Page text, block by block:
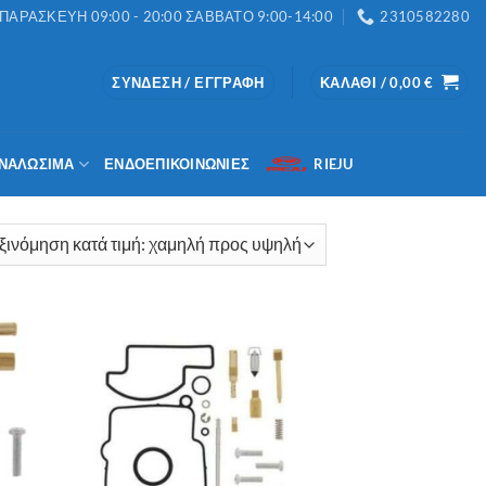
09:00 - 20:00 ΣΑΒΒΑΤΟ 9:00-14:00 2310582280
ΣΎΝΔΕΣΗ / ΕΓΓΡΑΦΉ ΚΑΛΆΘΙ /0,00€
ΕΝΔΟΕΠΙΚΟΙΝΩΝΊΕΣ RIEJU